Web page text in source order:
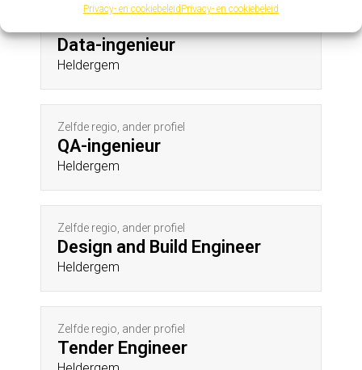
Privacy- en cookiebeleidPrivacy- en cookiebeleid
Data-ingenieur
Heldergem
Zelfde regio, ander profiel
QA-ingenieur
Heldergem
Zelfde regio, ander profiel
Design and Build Engineer
Heldergem
Zelfde regio, ander profiel
Tender Engineer